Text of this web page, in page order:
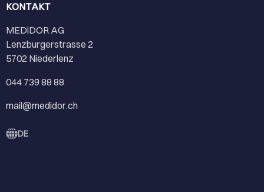
KONTAKT
MEDiDOR AG
Lenzburgerstrasse 2
5702 Niederlenz
044 739 88 88
mail@medidor.ch
DE